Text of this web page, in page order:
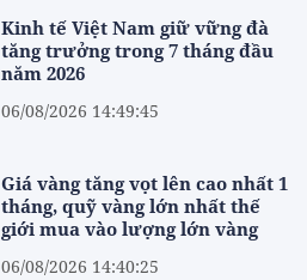
Kinh tế Việt Nam giữ vững đà
tăng trưởng trong 7 tháng đầu
năm 2026
06/08/2026 14:49:45
Giá vàng tăng vọt lên cao nhất 1
tháng, quỹ vàng lớn nhất thế
giới mua vào lượng lớn vàng
06/08/2026 14:40:25